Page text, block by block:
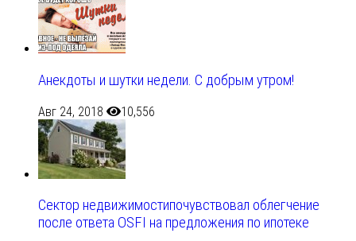
Анекдоты и шутки недели. С добрым утром!
Авг 24, 2018 10,556
Сектор недвижимостипочувствовал облегчение
после ответа OSFI на предложения по ипотеке